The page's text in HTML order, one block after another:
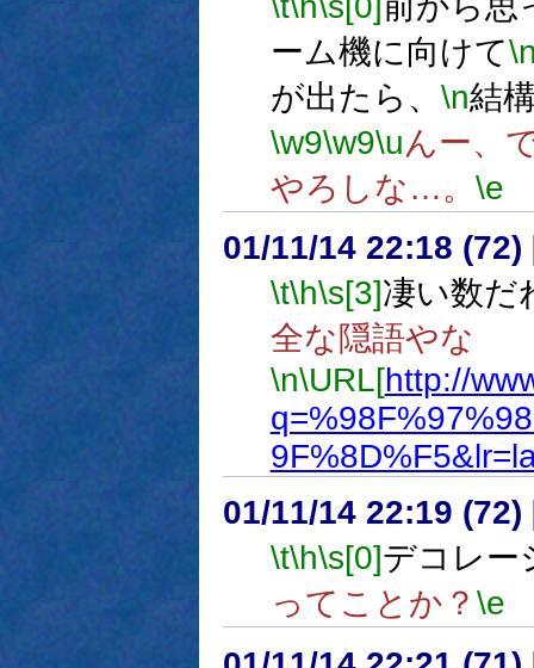
ーム機に向けて
が出たら、 \n結
\w9\w9\uんー、
やろしな…。 \e
01/11/14 22:18 (72)
\t\h\s[3]凄い数だ
全な隠語やな
\n\URL[http://
01/11/14 22:19 (72)
\t\h\s[0]デコレー
ってことか？ \e